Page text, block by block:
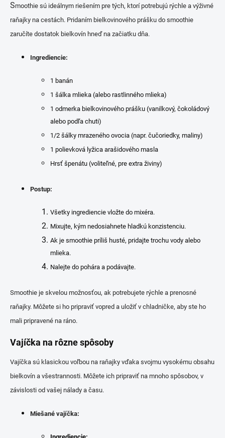
Smoothie sú ideálnym riešením pre tých, ktorí potrebujú rýchle a výživné
raňajky na cestách. Pridaním bielkovinového prášku do smoothie
zaručíte dostatok bielkovín hneď na začiatku dňa.
Ingrediencie:
1 banán
1 šálka mlieka (alebo rastlinného mlieka)
1 odmerka bielkovinového prášku (vanilkový, čokoládový
alebo podľa chuti)
1/2 šálky mrazeného ovocia (napr. čučoriedky, maliny)
1 polievková lyžica arašidového masla
Hrsť špenátu (voliteľné, pre extra živiny)
Postup:
Všetky ingrediencie vložte do mixéra.
Mixujte, kým nedosiahnete hladkú konzistenciu.
Ak je smoothie príliš husté, pridajte trochu vody alebo
mlieka.
Nalejte do pohára a podávajte.
Smoothie je skvelou možnosťou, ak potrebujete rýchle a prenosné
raňajky. Môžete si ho pripraviť vopred a uložiť v chladničke, aby ste ho
mali pripravené na ráno.
Vajíčka na rôzne spôsoby
Vajíčka sú klasickou voľbou na raňajky vďaka svojmu vysokému obsahu
bielkovín a všestrannosti. Môžete ich pripraviť na mnoho spôsobov, v
závislosti od vašej nálady a času.
Miešané vajíčka: